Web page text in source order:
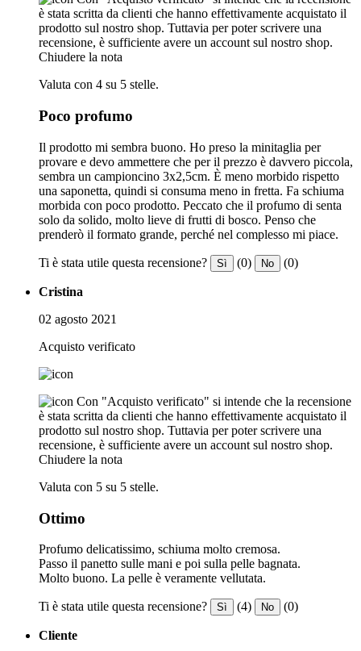
è stata scritta da clienti che hanno effettivamente acquistato il
prodotto sul nostro shop. Tuttavia per poter scrivere una
recensione, è sufficiente avere un account sul nostro shop.
Chiudere la nota
Valuta con 4 su 5 stelle.
Poco profumo
Il prodotto mi sembra buono. Ho preso la minitaglia per
provare e devo ammettere che per il prezzo è davvero piccola,
sembra un campioncino 3x2,5cm. È meno morbido rispetto
una saponetta, quindi si consuma meno in fretta. Fa schiuma
morbida con poco prodotto. Peccato che il profumo di senta
solo da solido, molto lieve di frutti di bosco. Penso che
prenderò il formato grande, perché nel complesso mi piace.
Ti è stata utile questa recensione? Sì (0) No (0)
Cristina
02 agosto 2021
Acquisto verificato
Con "Acquisto verificato" si intende che la recensione
è stata scritta da clienti che hanno effettivamente acquistato il
prodotto sul nostro shop. Tuttavia per poter scrivere una
recensione, è sufficiente avere un account sul nostro shop.
Chiudere la nota
Valuta con 5 su 5 stelle.
Ottimo
Profumo delicatissimo, schiuma molto cremosa.
Passo il panetto sulle mani e poi sulla pelle bagnata.
Molto buono. La pelle è veramente vellutata.
Ti è stata utile questa recensione? Sì (4) No (0)
Cliente